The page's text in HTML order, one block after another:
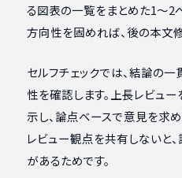
る図表の一覧をまとめた1〜2
方向性を固めれば、後の本文
セルフチェックでは、結論の
性を確認します。上長レビュ
示し、論点ベースで意見を求め
レビュー観点を共有しないと
があるためです。